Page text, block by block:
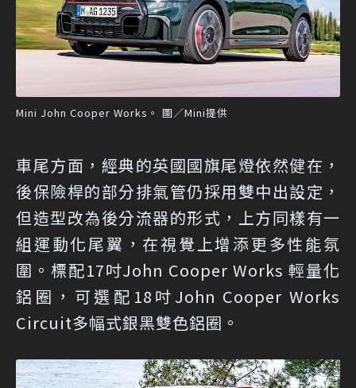
Mini John Cooper Works。 圖／Mini提供
車尾方面，經典的英國國旗尾燈依然健在，
後保險桿的部分排氣管仍採用雙中出設定，
但造型改為後分流器的形式，上方同樣有一
組運動化尾翼，在視覺上增添更多性能氛
圍。標配17吋John Cooper Works 輕量化
鋁圈，可選配18吋John Cooper Works
Circuit多幅式銀黑雙色鋁圈。